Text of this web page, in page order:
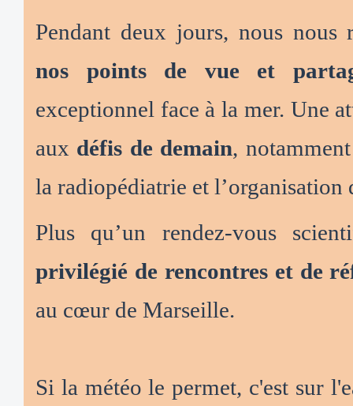
Pendant deux jours, nous
nos points de vue et
exceptionnel face à la mer. Une
aux défis de demain,
la radiopédiatrie et l’organisation
Plus qu’un rendez-vous
privilégié de rencontres et de
au cœur de Marseille.
Si la météo le permet, c'est sur